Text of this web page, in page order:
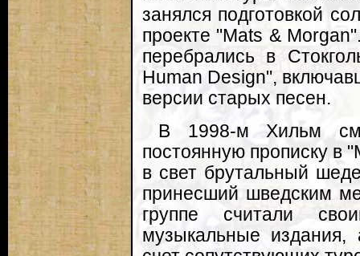
занялся подготовкой
проекте "Mats &
перебрались в
Human Design",
версии старых песен.
В 1998-м Хильм
постоянную прописку в
в свет брутальный
принесший шведским
группе считали
музыкальные